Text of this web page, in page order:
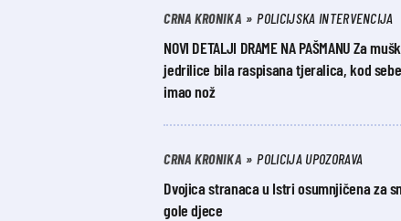
CRNA KRONIKA POLICIJSKA INTERVENCIJA
NOVI DETALJI DRAME NA PAŠMANU Za
jedrilice bila raspisana tjeralica, kod
imao nož
CRNA KRONIKA POLICIJA UPOZORAVA
Dvojica stranaca u Istri osumnjičena za
gole djece